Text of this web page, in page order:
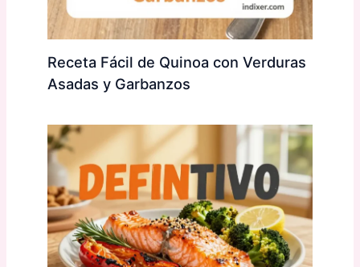
Receta Fácil de Quinoa con Verduras
Asadas y Garbanzos